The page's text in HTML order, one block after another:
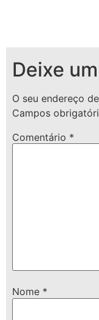
Deixe
O seu endereço
Campos
Comentário *
Nome *